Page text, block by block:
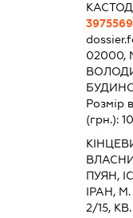
02000,
Розмір
(грн.):
ПУЯН,
ІРАН,
2/15, КВ.